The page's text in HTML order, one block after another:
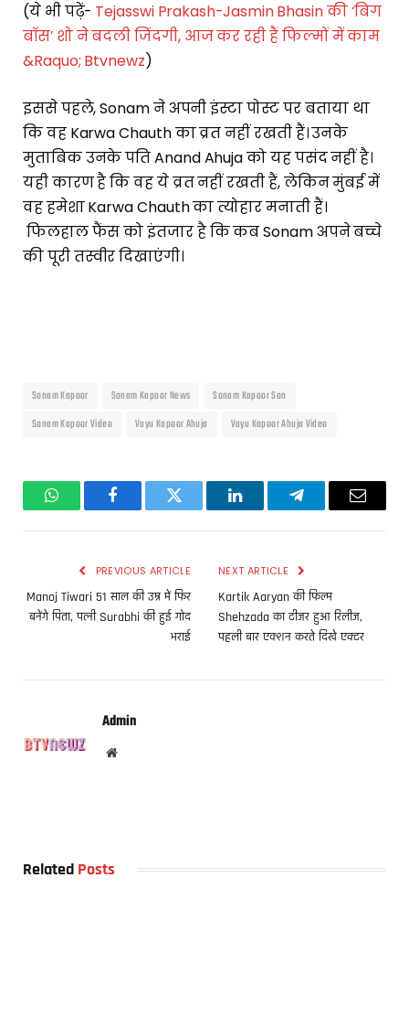
(ये भी पढ़ें- Tejasswi Prakash-Jasmin Bhasin की ‘बिग
बॉस’ शो ने बदली जिंदगी, आज कर रही हैं फिल्मों में काम
&Raquo; Btvnewz)
इससे पहले, Sonam ने अपनी इंस्टा पोस्ट पर बताया था
कि वह Karwa Chauth का व्रत नहीं रखती हैं। उनके
मुताबिक उनके पति Anand Ahuja को यह पसंद नहीं है।
यही कारण है कि वह ये व्रत नहीं रखती हैं, लेकिन मुंबई में
वह हमेशा Karwa Chauth का त्योहार मनाती हैं।
फिलहाल फैंस को इंतजार है कि कब Sonam अपने बच्चे
की पूरी तस्वीर दिखाएंगी।
Sonam Kapoor Sonam Kapoor News
Sonam Kapoor Son
Sonam Kapoor Video
Vayu Kapoor Ahuja Vayu Kapoor Ahuja Video
WhatsAppFacebookTwitter LinkedInTelegramEmail
PREVIOUS ARTICLE
Manoj Tiwari 51 साल की उम्र में फिर
बनेंगे पिता, पत्नी Surabhi की हुई गोद
भराई
NEXT ARTICLE
Kartik Aaryan की फिल्म
Shehzada का टीजर हुआ रिलीज,
पहली बार एक्शन करते दिखे एक्टर
Admin
Website
Related Posts